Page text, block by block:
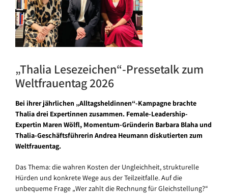
„Thalia Lesezeichen“-Pressetalk zum
Weltfrauentag 2026
Bei ihrer jährlichen „Alltagsheldinnen“-Kampagne brachte
Thalia drei Expertinnen zusammen. Female-Leadership-
Expertin Maren Wölfl, Momentum-Gründerin Barbara Blaha und
Thalia-Geschäftsführerin Andrea Heumann diskutierten zum
Weltfrauentag.
Das Thema: die wahren Kosten der Ungleichheit, strukturelle
Hürden und konkrete Wege aus der Teilzeitfalle. Auf die
unbequeme Frage „Wer zahlt die Rechnung für Gleichstellung?“